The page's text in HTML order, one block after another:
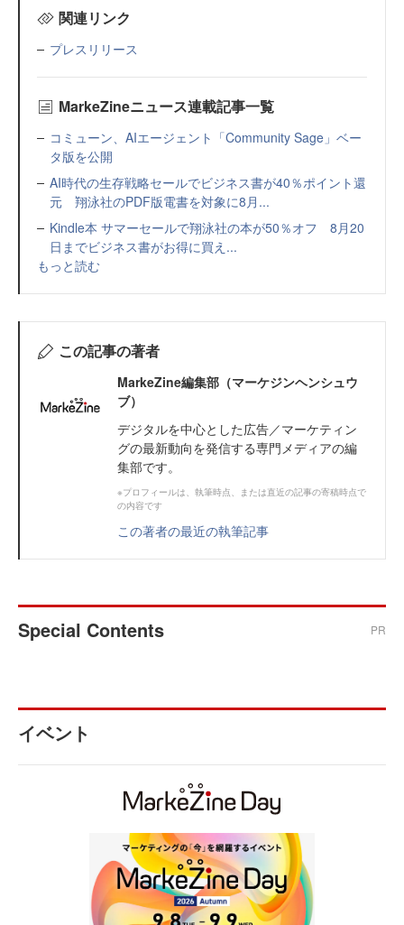
関連リンク
プレスリリース
MarkeZineニュース連載記事一覧
コミューン、AIエージェント「Community Sage」ベー
タ版を公開
AI時代の生存戦略セールでビジネス書が40％ポイント還
元 翔泳社のPDF版電書を対象に8月...
Kindle本 サマーセールで翔泳社の本が50％オフ 8月20
日までビジネス書がお得に買え...
もっと読む
この記事の著者
MarkeZine編集部（マーケジンヘンシュウ
ブ）
デジタルを中心とした広告／マーケティン
グの最新動向を発信する専門メディアの編
集部です。
※プロフィールは、執筆時点、または直近の記事の寄稿時点で
の内容です
この著者の最近の執筆記事
Special Contents PR
イベント